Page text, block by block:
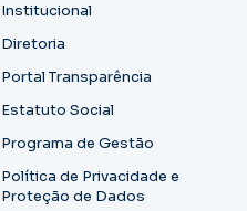
Institucional
Diretoria
Portal Transparência
Estatuto Social
Programa de Gestão
Política de Privacidade e
Proteção de Dados